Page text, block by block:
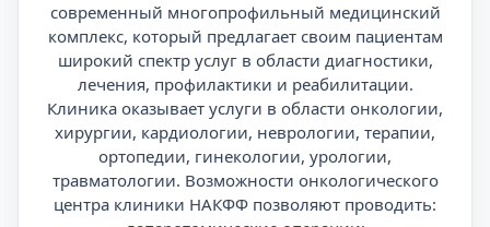
современный многопрофильный медицинский
комплекс, который предлагает своим пациентам
широкий спектр услуг в области диагностики,
лечения, профилактики и реабилитации.
Клиника оказывает услуги в области онкологии,
хирургии, кардиологии, неврологии, терапии,
ортопедии, гинекологии, урологии,
травматологии. Возможности онкологического
центра клиники НАКФФ позволяют проводить: